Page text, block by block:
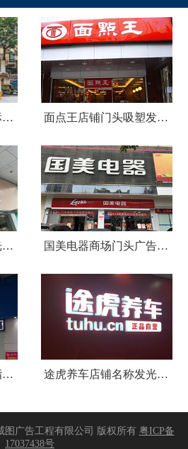
深圳车库出入口指示标识牌制作 面点王店铺门头吸塑发光字广告招牌
天虹商场门头灯箱发光字广告招牌 国美电器商场门头广告招牌设计制作安装
中国移动店铺门头树脂发光字招牌 途虎养车店铺名称发光字招牌制作安装
图广告工程有限公司 版权所有 粤ICP备
17037438号